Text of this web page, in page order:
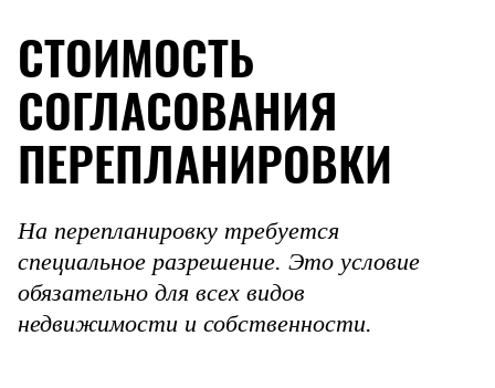
СТОИМОСТЬ
СОГЛАСОВАНИЯ
ПЕРЕПЛАНИРОВКИ
На перепланировку требуется
специальное разрешение. Это условие
обязательно для всех видов
недвижимости и собственности.